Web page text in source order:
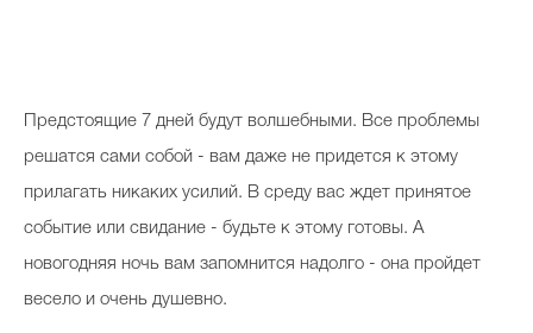
Предстоящие 7 дней будут волшебными. Все проблемы
решатся сами собой - вам даже не придется к этому
прилагать никаких усилий. В среду вас ждет принятое
событие или свидание - будьте к этому готовы. А
новогодняя ночь вам запомнится надолго - она пройдет
весело и очень душевно.